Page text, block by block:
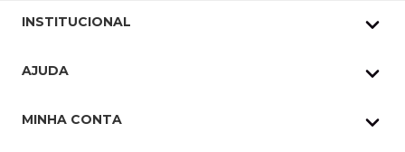
INSTITUCIONAL
Pedidos Whatsapp
AJUDA
MINHA CONTA